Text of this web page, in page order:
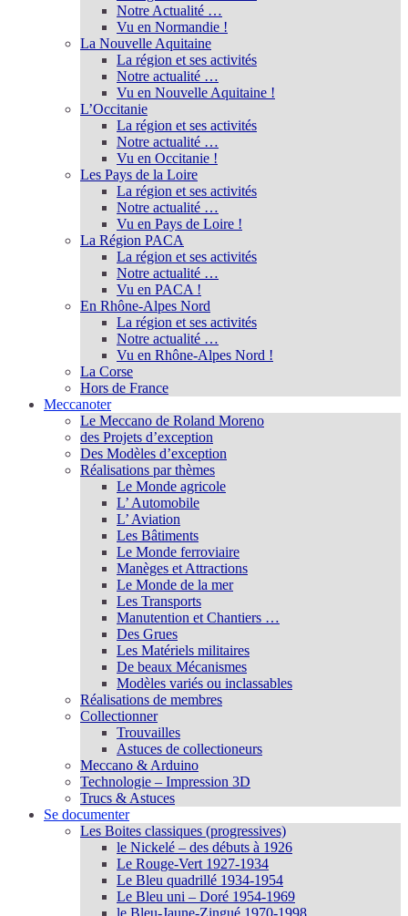
Notre Actualité …
Vu en Normandie !
La Nouvelle Aquitaine
La région et ses activités
Notre actualité …
Vu en Nouvelle Aquitaine !
L’Occitanie
La région et ses activités
Notre actualité …
Vu en Occitanie !
Les Pays de la Loire
La région et ses activités
Notre actualité …
Vu en Pays de Loire !
La Région PACA
La région et ses activités
Notre actualité …
Vu en PACA !
En Rhône-Alpes Nord
La région et ses activités
Notre actualité …
Vu en Rhône-Alpes Nord !
La Corse
Hors de France
Meccanoter
Le Meccano de Roland Moreno
des Projets d’exception
Des Modèles d’exception
Réalisations par thèmes
Le Monde agricole
L’ Automobile
L’ Aviation
Les Bâtiments
Le Monde ferroviaire
Manèges et Attractions
Le Monde de la mer
Les Transports
Manutention et Chantiers …
Des Grues
Les Matériels militaires
De beaux Mécanismes
Modèles variés ou inclassables
Réalisations de membres
Collectionner
Trouvailles
Astuces de collectioneurs
Meccano & Arduino
Technologie – Impression 3D
Trucs & Astuces
Se documenter
Les Boites classiques (progressives)
le Nickelé – des débuts à 1926
Le Rouge-Vert 1927-1934
Le Bleu quadrillé 1934-1954
Le Bleu uni – Doré 1954-1969
le Bleu-Jaune-Zingué 1970-1998